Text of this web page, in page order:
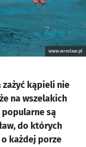
www.wroclaw.pl
zażyć kąpieli nie
na wszelakich
popularne są
do których
każdej porze